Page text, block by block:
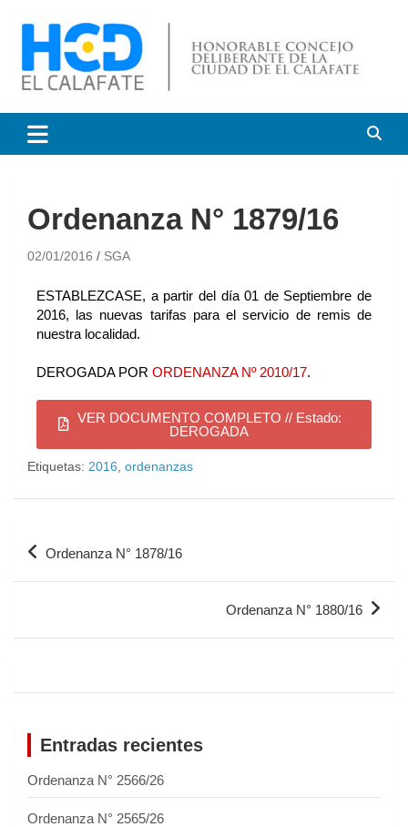
Honorable Concejo
Deliberante de El Calafate
Ordenanza N° 1879/16
02/01/2016 SGA
ESTABLEZCASE, a partir del día 01 de Septiembre de
2016, las nuevas tarifas para el servicio de remis de
nuestra localidad.
DEROGADA POR ORDENANZA Nº 2010/17.
VER DOCUMENTO COMPLETO // Estado:
DEROGADA
Etiquetas: 2016 ordenanzas
Ordenanza N° 1878/16
Ordenanza N° 1880/16
Entradas recientes
Ordenanza N° 2566/26
Ordenanza N° 2565/26